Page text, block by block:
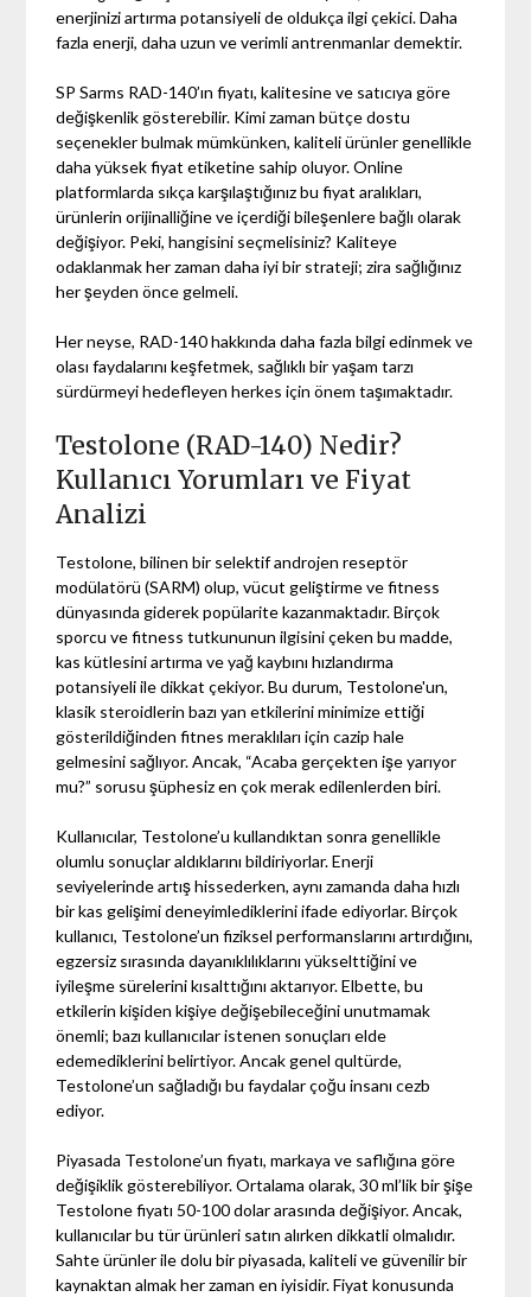
enerjinizi artırma potansiyeli de oldukça ilgi çekici. Daha
fazla enerji, daha uzun ve verimli antrenmanlar demektir.
SP Sarms RAD-140’ın fiyatı, kalitesine ve satıcıya göre
değişkenlik gösterebilir. Kimi zaman bütçe dostu
seçenekler bulmak mümkünken, kaliteli ürünler genellikle
daha yüksek fiyat etiketine sahip oluyor. Online
platformlarda sıkça karşılaştığınız bu fiyat aralıkları,
ürünlerin orijinalliğine ve içerdiği bileşenlere bağlı olarak
değişiyor. Peki, hangisini seçmelisiniz? Kaliteye
odaklanmak her zaman daha iyi bir strateji; zira sağlığınız
her şeyden önce gelmeli.
Her neyse, RAD-140 hakkında daha fazla bilgi edinmek ve
olası faydalarını keşfetmek, sağlıklı bir yaşam tarzı
sürdürmeyi hedefleyen herkes için önem taşımaktadır.
Testolone (RAD-140) Nedir?
Kullanıcı Yorumları ve Fiyat
Analizi
Testolone, bilinen bir selektif androjen reseptör
modülatörü (SARM) olup, vücut geliştirme ve fitness
dünyasında giderek popülarite kazanmaktadır. Birçok
sporcu ve fitness tutkununun ilgisini çeken bu madde,
kas kütlesini artırma ve yağ kaybını hızlandırma
potansiyeli ile dikkat çekiyor. Bu durum, Testolone'un,
klasik steroidlerin bazı yan etkilerini minimize ettiği
gösterildiğinden fitnes meraklıları için cazip hale
gelmesini sağlıyor. Ancak, “Acaba gerçekten işe yarıyor
mu?” sorusu şüphesiz en çok merak edilenlerden biri.
Kullanıcılar, Testolone’u kullandıktan sonra genellikle
olumlu sonuçlar aldıklarını bildiriyorlar. Enerji
seviyelerinde artış hissederken, aynı zamanda daha hızlı
bir kas gelişimi deneyimlediklerini ifade ediyorlar. Birçok
kullanıcı, Testolone’un fiziksel performanslarını artırdığını,
egzersiz sırasında dayanıklılıklarını yükselttiğini ve
iyileşme sürelerini kısalttığını aktarıyor. Elbette, bu
etkilerin kişiden kişiye değişebileceğini unutmamak
önemli; bazı kullanıcılar istenen sonuçları elde
edemediklerini belirtiyor. Ancak genel qultürde,
Testolone’un sağladığı bu faydalar çoğu insanı cezb
ediyor.
Piyasada Testolone’un fiyatı, markaya ve saflığına göre
değişiklik gösterebiliyor. Ortalama olarak, 30 ml’lik bir şişe
Testolone fiyatı 50-100 dolar arasında değişiyor. Ancak,
kullanıcılar bu tür ürünleri satın alırken dikkatli olmalıdır.
Sahte ürünler ile dolu bir piyasada, kaliteli ve güvenilir bir
kaynaktan almak her zaman en iyisidir. Fiyat konusunda